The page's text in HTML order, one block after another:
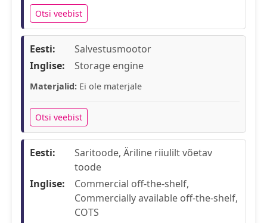
Otsi veebist
Eesti:
Salvestusmootor
Inglise:
Storage engine
Materjalid: Ei ole materjale
Otsi veebist
Eesti:
Saritoode, Äriline riiulilt võetav
toode
Inglise:
Commercial off-the-shelf,
Commercially available off-the-shelf,
COTS